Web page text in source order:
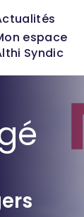
espace
Syndic